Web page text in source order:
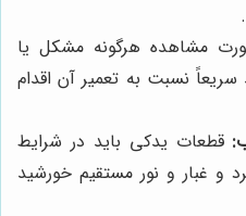
مشاهده هرگونه مشکل یا
سریعاً نسبت به تعمیر آن اقدام
قطعات یدکی باید در شرایط
و غبار و نور مستقیم خورشید